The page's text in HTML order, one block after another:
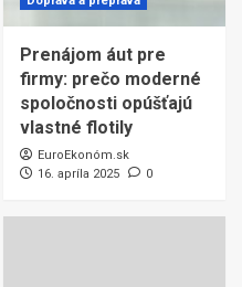
Prenájom áut pre
firmy: prečo moderné
spoločnosti opúšťajú
vlastné flotily
EuroEkonóm.sk
16. apríla 2025
0